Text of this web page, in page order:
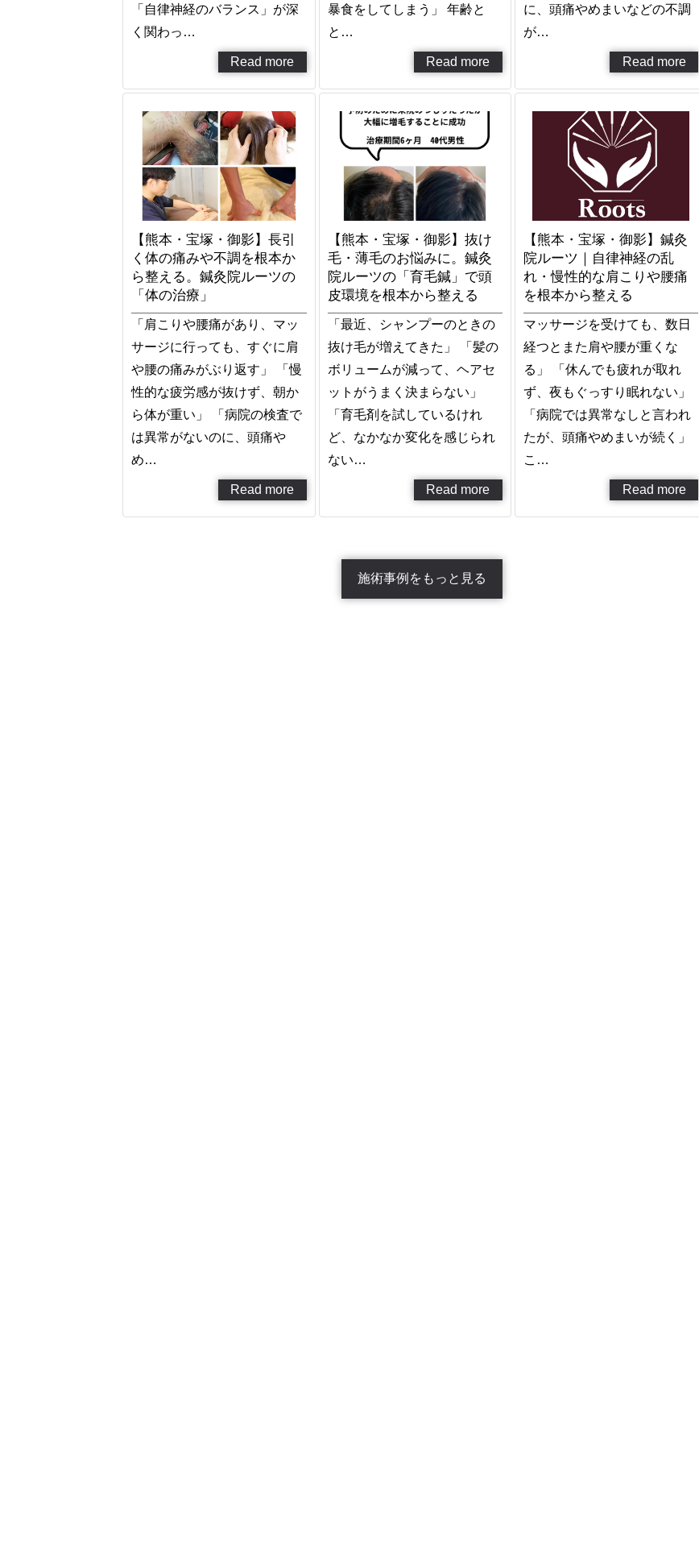
「自律神経のバランス」が深
く関わっ…
Read more
暴食をしてしまう」 年齢と
と…
Read more
に、頭痛やめまいなどの不調
が…
Read more
【熊本・宝塚・御影】長引
く体の痛みや不調を根本か
ら整える。鍼灸院ルーツの
「体の治療」
「肩こりや腰痛があり、マッ
サージに行っても、すぐに肩
や腰の痛みがぶり返す」 「慢
性的な疲労感が抜けず、朝か
ら体が重い」 「病院の検査で
は異常がないのに、頭痛や
め…
Read more
【熊本・宝塚・御影】抜け
毛・薄毛のお悩みに。鍼灸
院ルーツの「育毛鍼」で頭
皮環境を根本から整える
「最近、シャンプーのときの
抜け毛が増えてきた」 「髪の
ボリュームが減って、ヘアセ
ットがうまく決まらない」
「育毛剤を試しているけれ
ど、なかなか変化を感じられ
ない…
Read more
【熊本・宝塚・御影】鍼灸
院ルーツ｜自律神経の乱
れ・慢性的な肩こりや腰痛
を根本から整える
マッサージを受けても、数日
経つとまた肩や腰が重くな
る」 「休んでも疲れが取れ
ず、夜もぐっすり眠れない」
「病院では異常なしと言われ
たが、頭痛やめまいが続く」
こ…
Read more
施術事例をもっと見る